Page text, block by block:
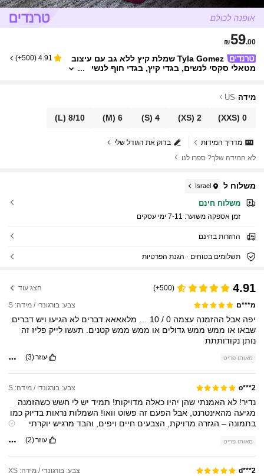
₪59.00
Tyla Gomez שמלת קיץ ללא גב עם עיצוב
מטאלי סקסי לנשים, בגדי קיץ, בגדי חוף לנשי
שים, פסטיבל, תלבושת קונצרט כפרית, תלבושות אי
רביים בסגנון בוהו טרופי, גיארו ללא גב, שמלות קיץ
לנשים למסיבה
4.91
(
500+
)
מידה US
0
(XXS)
2
(XS)
4
(S)
6
(M)
8/10
(L)
בדוק את הגודל שלי
מדריך המידות
לא המידה שלך? ספרו לנו
משלוח ל Israel
משלוח חינם
זמן אספקה ​​משוער: 7-11 ימי עסקים
החזרות בחינם
תשלומים בטוחים · הגנת הפרטיות
4.91
(500+) הצג עוד
מ***ם צבע: בורגונדי / מידה: S
יפהאבל ההזמנהעצמה0
/
10 מלאאאאדבריםלא הגיעו וישדברים
שבאואו ממש ממשגדוליםאו ממש ממשקטנים. תעשולייק פליזזה
נותןנקודותתת
מאותו פריט עוזר(3)
o***2 צבע: בורגונדי / מידה: S
נדיר!לא האמנתישהן יהיוכאלה מדויקות! תמיד ישליחששכשהזמנה
מגיעה מהאינטרנט,אבל הפעםזה פשוט וואו! השמלותנראותבדיוקכמו
בתמונה– הגזרה מדויקת, הצבעיםחיים ויפים, והבד מרגיש יוקרתי
כמושחיפשתי. ממשטוב איתן.
ללאספקאזמיןשוב
מאותו פריט עוזר(2)
d***2 צבע: בורגונדי / מידה: XS